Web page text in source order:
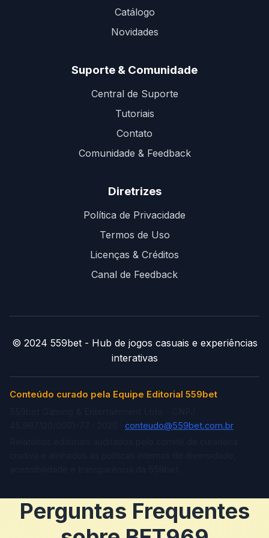
Catálogo
Novidades
Suporte & Comunidade
Central de Suporte
Tutoriais
Contato
Comunidade & Feedback
Diretrizes
Política de Privacidade
Termos de Uso
Licenças & Créditos
Canal de Feedback
© 2024 559bet - Hub de jogos casuais e experiências
interativas
Conteúdo curado pela Equipe Editorial 559bet
conteudo@559bet.com.br
Perguntas Frequentes